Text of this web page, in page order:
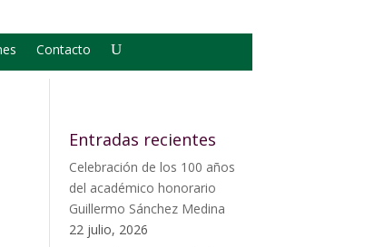
Contacto
Entradas recientes
Celebración de los 100 años
del académico honorario
Guillermo Sánchez Medina
22 julio, 2026